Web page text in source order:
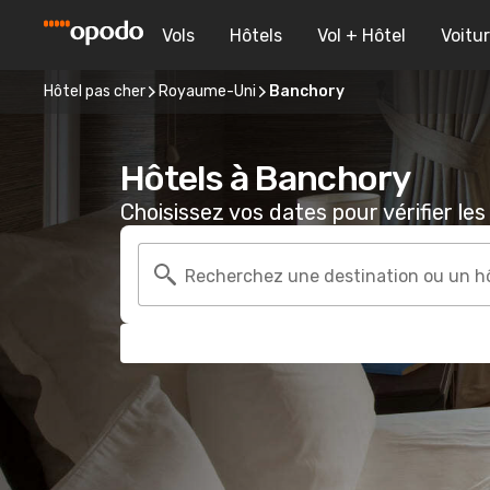
Vols Hôtels Vol + Hôtel
Hôtel pas cher Royaume-Uni Banchory
Hôtels à Banchory
Choisissez vos dates pour vérifier